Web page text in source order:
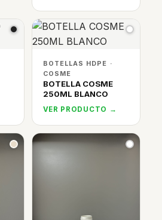
BOTELLAS HDPE ·
COSME
BOTELLA COSME
250ML BLANCO
VER PRODUCTO →